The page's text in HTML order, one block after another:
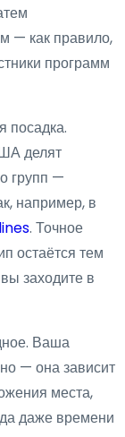
— как правило,
программ
посадка.
делят
групп —
например, в
. Точное
остаётся тем
заходите в
Ваша
— она зависит
места,
даже времени